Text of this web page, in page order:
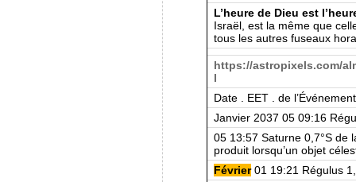
L’heure de Dieu est
Israël, est la même que
tous les autres fuseaux
https://astropixels.com/
l
Date . EET . de l’Événement
Janvier 2037 05 09:16
05 13:57 Saturne 0,7°S de
produit lorsqu’un objet
Février01 19:21 Régulus